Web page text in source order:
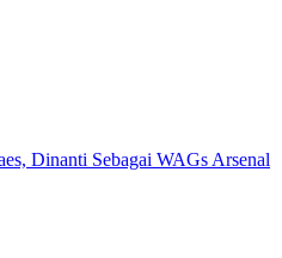
Dinanti Sebagai WAGs Arsenal